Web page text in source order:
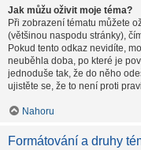
Jak můžu oživit moje téma?
Při zobrazení tématu můžete
(většinou naspodu stránky),
Pokud tento odkaz nevidíte,
neuběhla doba, po které je
jednoduše tak, že do něho
ujistěte se, že to není proti
Nahoru
Formátování a druhy